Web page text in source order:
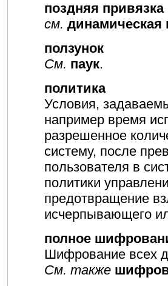
поздняя привязка
см. динамическая
ползунок
См. паук.
политика
Условия,
например время
разрешенное
систему, после
пользователя в
политики
предотвращение
исчерпывающего
полное
Шифрование всех
См. также